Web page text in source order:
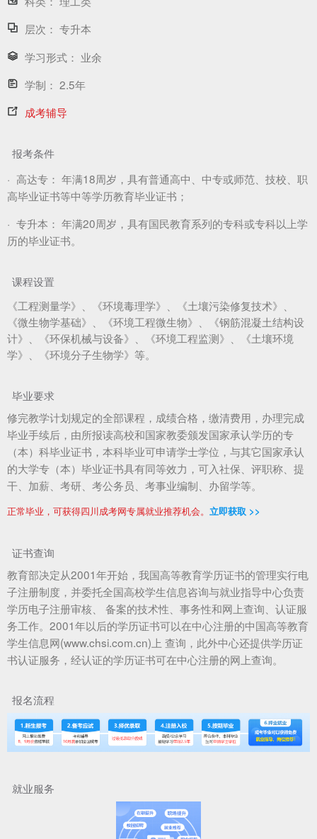
层次： 专升本
学习形式： 业余
学制： 2.5年
成考辅导
报考条件
· 高达专： 年满18周岁，具有普通高中、中专或师范、技校、职
高毕业证书等中等学历教育毕业证书；
· 专升本： 年满20周岁，具有国民教育系列的专科或专科以上学
历的毕业证书。
课程设置
《工程测量学》、《环境毒理学》、《土壤污染修复技术》、
《微生物学基础》、《环境工程微生物》、《钢筋混凝土结构设
计》、《环保机械与设备》、《环境工程监测》、《土壤环境
学》、《环境分子生物学》等。
毕业要求
修完教学计划规定的全部课程，成绩合格，缴清费用，办理完成
毕业手续后，由所报读高校和国家教委颁发国家承认学历的专
（本）科毕业证书，本科毕业可申请学士学位，与其它国家承认
的大学专（本）毕业证书具有同等效力，可入社保、评职称、提
干、加薪、考研、考公务员、考事业编制、办留学等。
正常毕业，可获得四川成考网专属就业推荐机会。 立即获取 >>
证书查询
教育部决定从2001年开始，我国高等教育学历证书的管理实行电
子注册制度，并委托全国高校学生信息咨询与就业指导中心负责
学历电子注册审核、 备案的技术性、事务性和网上查询、认证服
务工作。2001年以后的学历证书可以在中心注册的中国高等教育
学生信息网(www.chsi.com.cn)上 查询，此外中心还提供学历证
书认证服务，经认证的学历证书可在中心注册的网上查询。
报名流程
就业服务